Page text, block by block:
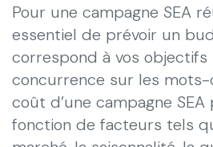
Pour une campagne SEA
essentiel de prévoir un
correspond à vos objectifs
concurrence sur les mots-
coût d’une campagne
fonction de facteurs tels